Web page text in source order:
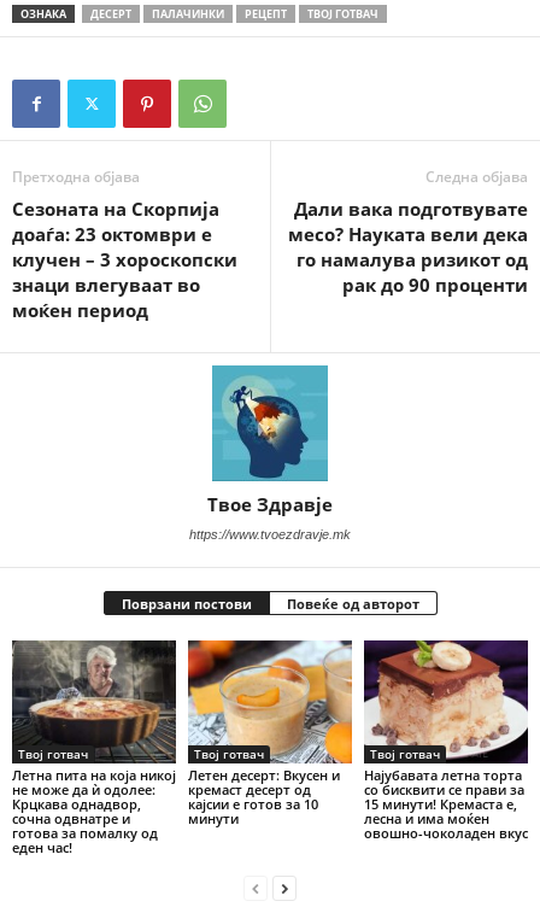
ОЗНАКА ДЕСЕРТ ПАЛАЧИНКИ РЕЦЕПТ ТВОЈ ГОТВАЧ
Претходна објава
Сезоната на Скорпија
доаѓа: 23 октомври е
клучен – 3 хороскопски
знаци влегуваат во
моќен период
Следна објава
Дали вака подготвувате
месо? Науката вели дека
го намалува ризикот од
рак до 90 проценти
Твое Здравје
https://www.tvoezdravje.mk
Поврзани постови Повеќе од авторот
Твој готвач
Летна пита на која никој
не може да ѝ одолее:
Крцкава однадвор,
сочна одвнатре и
готова за помалку од
еден час!
Твој готвач
Летен десерт: Вкусен и
кремаст десерт од
кајсии е готов за 10
минути
Твој готвач
Најубавата летна торта
со бисквити се прави за
15 минути! Кремаста е,
лесна и има моќен
овошно-чоколаден вкус